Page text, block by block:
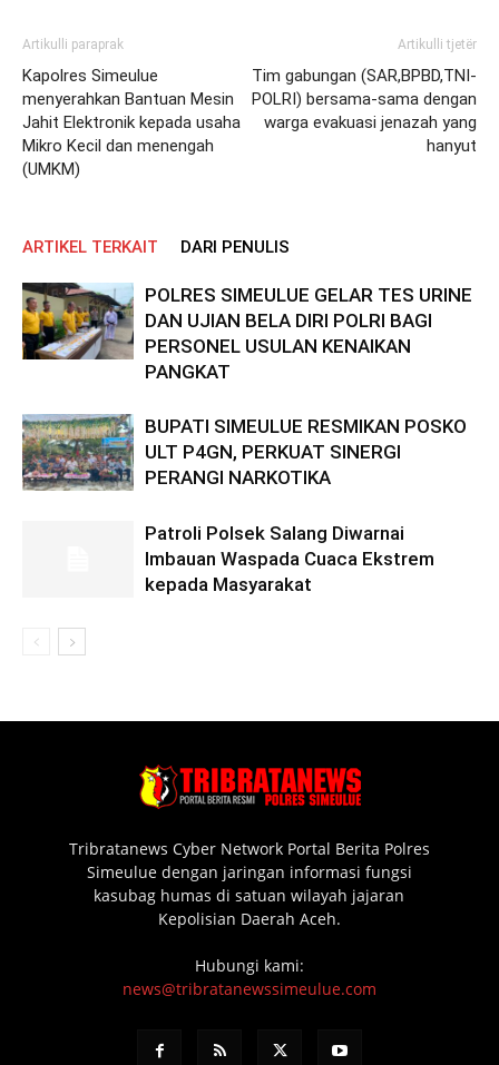
Artikulli paraprak
Kapolres Simeulue
menyerahkan Bantuan Mesin
Jahit Elektronik kepada usaha
Mikro Kecil dan menengah
(UMKM)
Artikulli tjetër
Tim gabungan (SAR,BPBD,TNI-
POLRI) bersama-sama dengan
warga evakuasi jenazah yang
hanyut
ARTIKEL TERKAIT DARI PENULIS
POLRES SIMEULUE GELAR TES URINE
DAN UJIAN BELA DIRI POLRI BAGI
PERSONEL USULAN KENAIKAN
PANGKAT
BUPATI SIMEULUE RESMIKAN POSKO
ULT P4GN, PERKUAT SINERGI
PERANGI NARKOTIKA
Patroli Polsek Salang Diwarnai
Imbauan Waspada Cuaca Ekstrem
kepada Masyarakat
Tribratanews Cyber Network Portal Berita Polres
Simeulue dengan jaringan informasi fungsi
kasubag humas di satuan wilayah jajaran
Kepolisian Daerah Aceh.
Hubungi kami:
news@tribratanewssimeulue.com